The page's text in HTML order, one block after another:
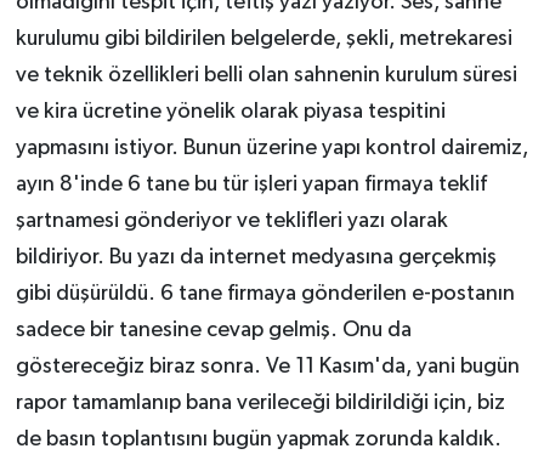
kurulumu gibi bildirilen belgelerde, şekli, metrekaresi
ve teknik özellikleri belli olan sahnenin kurulum süresi
ve kira ücretine yönelik olarak piyasa tespitini
yapmasını istiyor. Bunun üzerine yapı kontrol dairemiz,
ayın 8'inde 6 tane bu tür işleri yapan firmaya teklif
şartnamesi gönderiyor ve teklifleri yazı olarak
bildiriyor. Bu yazı da internet medyasına gerçekmiş
gibi düşürüldü. 6 tane firmaya gönderilen e-postanın
sadece bir tanesine cevap gelmiş. Onu da
göstereceğiz biraz sonra. Ve 11 Kasım'da, yani bugün
rapor tamamlanıp bana verileceği bildirildiği için, biz
de basın toplantısını bugün yapmak zorunda kaldık.